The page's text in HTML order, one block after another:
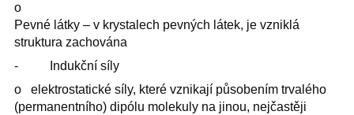
o
Pevné látky – v krystalech pevných látek, je vzniklá
struktura zachována
- Indukční síly
o elektrostatické síly, které vznikají působením trvalého
(permanentního) dipólu molekuly na jinou, nejčastěji